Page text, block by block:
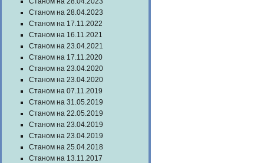
Станом на 28.04.2023
Станом на 17.11.2022
Станом на 16.11.2021
Станом на 23.04.2021
Станом на 17.11.2020
Станом на 23.04.2020
Станом на 23.04.2020
Станом на 07.11.2019
Станом на 31.05.2019
Станом на 22.05.2019
Станом на 23.04.2019
Станом на 23.04.2019
Станом на 25.04.2018
Станом на 13.11.2017